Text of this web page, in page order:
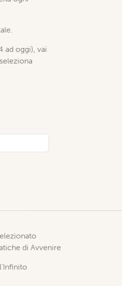
ad oggi), vai
di Avvenire